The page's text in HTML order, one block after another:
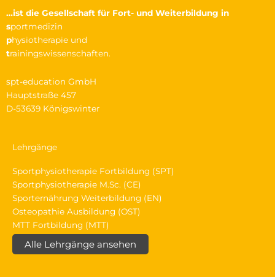
…ist die Gesellschaft für Fort- und Weiterbildung in
sportmedizin
physiotherapie und
trainingswissenschaften.
spt-education GmbH
Hauptstraße 457
D-53639 Königswinter
Lehrgänge
Sportphysiotherapie Fortbildung (SPT)
Sportphysiotherapie M.Sc. (CE)
Sporternährung Weiterbildung (EN)
Osteopathie Ausbildung (OST)
MTT Fortbildung (MTT)
Alle Lehrgänge ansehen